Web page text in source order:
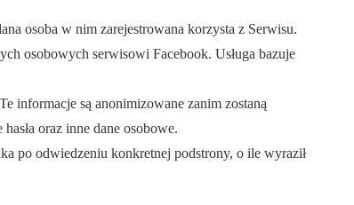
osoba w nim zarejestrowana korzysta z Serwisu.
osobowych serwisowi Facebook. Usługa bazuje
informacje są anonimizowane zanim zostaną
oraz inne dane osobowe.
po odwiedzeniu konkretnej podstrony, o ile wyraził